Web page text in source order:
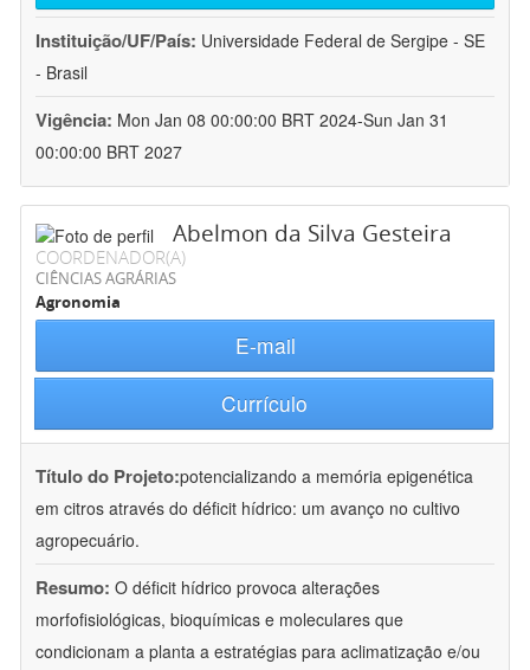
Instituição/UF/País: Universidade Federal de Sergipe - SE
- Brasil
Vigência: Mon Jan 08 00:00:00 BRT 2024-Sun Jan 31
00:00:00 BRT 2027
Abelmon da Silva Gesteira
COORDENADOR(A)
CIÊNCIAS AGRÁRIAS
Agronomia
E-mail
Currículo
Título do Projeto:potencializando a memória epigenética
em citros através do déficit hídrico: um avanço no cultivo
agropecuário.
Resumo: O déficit hídrico provoca alterações
morfofisiológicas, bioquímicas e moleculares que
condicionam a planta a estratégias para aclimatização e/ou